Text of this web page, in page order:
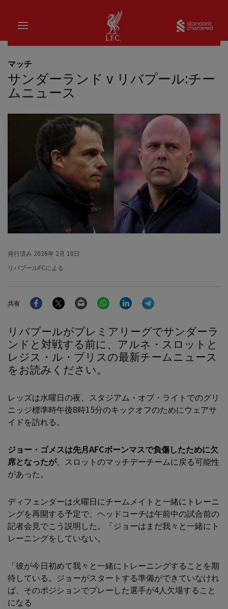
家
マッチ
サンダーランド v リバプール:チー
ムニュース
発行済み 2026年 2月 10日
リバプールFCによる
共有
FacebookTwitter Email WhatsAppLinkedIn
リバプールがプレミアリーグでサンダーラ
ンドと対戦する前に、アルネ・スロットと
レジス・ル・ブリスの最新チームニュース
をお読みください。
レッズは水曜日の夜、スタジアム・オブ・ライトでのグリ
ニッジ標準時午後8時15分のキックオフのためにウェアサ
イドを訪れる。
ジョー・ゴメスは先月AFCボーンマスで負傷したために欠
席となったが、スロットのマッチデーチームに戻る可能性
があった。
ディフェンダーは火曜日にチームメイトと一緒にトレーニ
ングを再開する予定で、ヘッドコーチは午前中の試合前の
記者会見でこう説明した。「ジョーはまだ我々と一緒にト
レーニングをしていない。
「彼が今日初めて我々と一緒にトレーニングすることを期
待している。ジョーがスタートする準備ができていなけれ
ば、そのポジションでプレーした選手が4人欠場すること
になる